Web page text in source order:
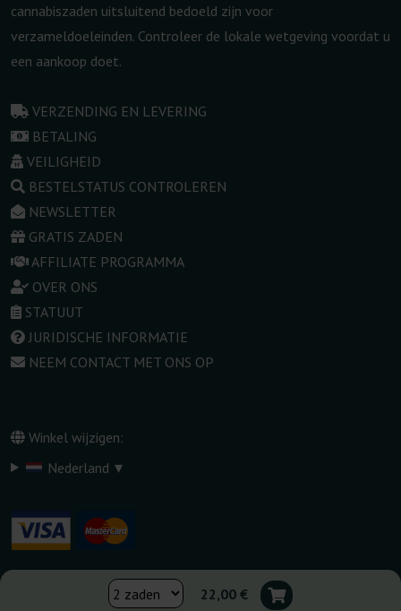
22,00 €
cannabiszaden uitsluitend bedoeld zijn voor
verzameldoeleinden. Controleer de lokale wetgeving voordat u
een aankoop doet.
VERZENDING EN LEVERING
BETALING
VEILIGHEID
BESTELSTATUS CONTROLEREN
NEWSLETTER
GRATIS ZADEN
AFFILIATE PROGRAMMA
OVER ONS
STATUUT
JURIDISCHE INFORMATIE
NEEM CONTACT MET ONS OP
Winkel wijzigen:
Nederland ▾